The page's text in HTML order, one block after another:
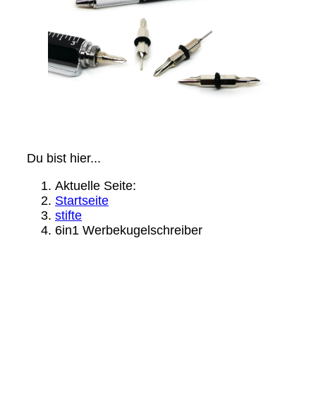
Du bist hier...
Aktuelle Seite:
Startseite
stifte
6in1 Werbekugelschreiber